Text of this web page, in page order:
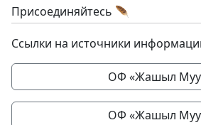
Присоединяйтесь 🪶
Ссылки на источники
ОФ «Жашыл
ОФ «Жашыл